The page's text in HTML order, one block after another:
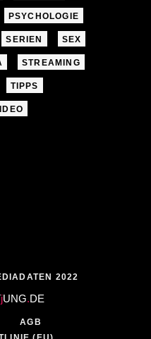
PSYCHOLOGIE
SERIEN SEX
STREAMING
TIPPS
2022
jUNG.DE
AGB